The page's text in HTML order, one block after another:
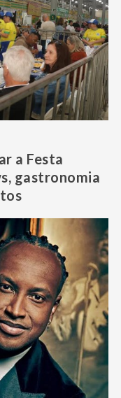
a Festa
gastronomia